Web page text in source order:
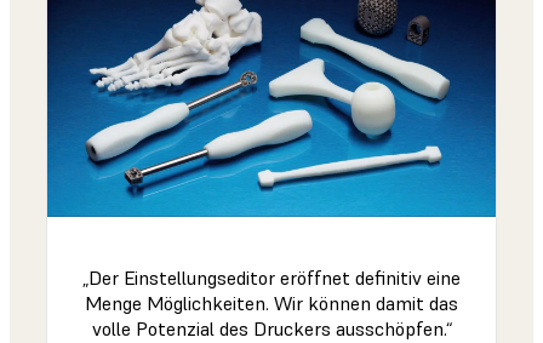
„Der Einstellungseditor eröffnet definitiv eine
Menge Möglichkeiten. Wir können damit das
volle Potenzial des Druckers ausschöpfen.“